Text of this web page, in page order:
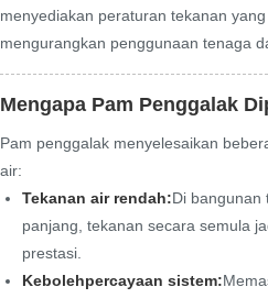
menyediakan peraturan tekanan
mengurangkan penggunaan tenaga
Mengapa Pam Penggalak
Pam penggalak menyelesaikan
air:
Tekanan air rendah:Di bangunan
panjang, tekanan secara semula
prestasi.
Kebolehpercayaan sistem: